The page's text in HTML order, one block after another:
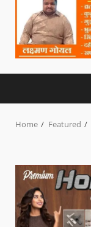
Home Featured